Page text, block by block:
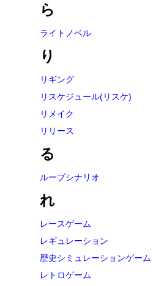
ら
ライトノベル
り
リギング
リスケジュール(リスケ)
リメイク
リリース
る
ループシナリオ
れ
レースゲーム
レギュレーション
歴史シミュレーションゲーム
レトロゲーム